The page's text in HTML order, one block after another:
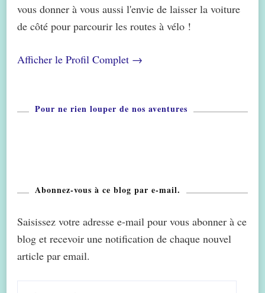
vous donner à vous aussi l'envie de laisser la voiture
de côté pour parcourir les routes à vélo !
Afficher le Profil Complet →
Pour ne rien louper de nos aventures
Abonnez-vous à ce blog par e-mail.
Saisissez votre adresse e-mail pour vous abonner à ce
blog et recevoir une notification de chaque nouvel
article par email.